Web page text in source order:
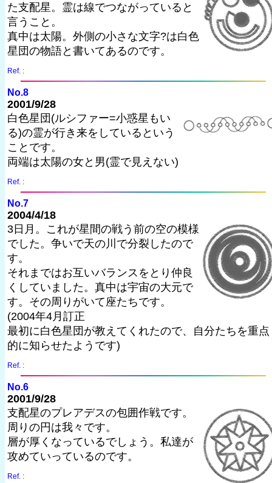
た支配星。霊は線でつながっていると
言うこと。
真中は太陽。外側の小さな文字?は白色
星団の物語と書いてあるのです。
Ref. :
No.8
2001/9/28
白色星団(ルシファー=小惑星もい
る)の霊が行き来をしているという
ことです。
両端は太陽の女と男(霊で見えない)
Ref. :
No.7
2004/4/18
3日月。これが星間の戦う前の空の模様
でした。争いで天の川で分裂したので
す。
それまではお互いバランスをとり仲良
くしていました。真中は宇宙の大元で
す。その周りがいて座たちです。
(2004年4月訂正
最初に白色星団が教えてくれたので、自分たちを重点
的に知らせたようです)
Ref. :
No.6
2001/9/28
支配星のプレアデスの包囲作戦です。
周りの円は我々です。
層が厚くなっているでしょう。私達が
攻めていっているのです。
Ref. :